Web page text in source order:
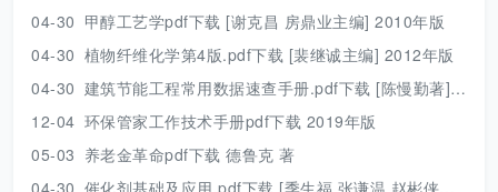
04-30 甲醇工艺学pdf下载 [谢克昌 房鼎业主编] 2010年版
04-30 植物纤维化学第4版.pdf下载 [裴继诚主编] 2012年版
04-30 建筑节能工程常用数据速查手册.pdf下载 [陈慢勤著] 2010年版
12-04 环保管家工作技术手册pdf下载 2019年版
05-03 养老金革命pdf下载 德鲁克 著
04-30 催化剂基础及应用.pdf下载 [季生福 张谦温 赵彬侠编] 2011年版